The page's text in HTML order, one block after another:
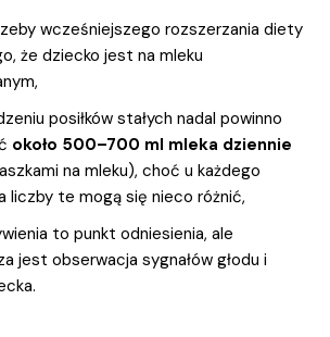
wcześniejszego rozszerzania diety
że dziecko jest na mleku
posiłków stałych nadal powinno
około 500–700 ml mleka dziennie
na mleku), choć u każdego
liczby te mogą się nieco różnić,
to punkt odniesienia, ale
jest obserwacja sygnałów głodu i